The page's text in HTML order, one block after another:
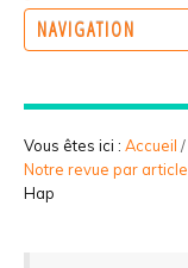
NAVIGATION
PARTICIPER
Vous êtes ici : Accueil /
Notre revue par article
Hap